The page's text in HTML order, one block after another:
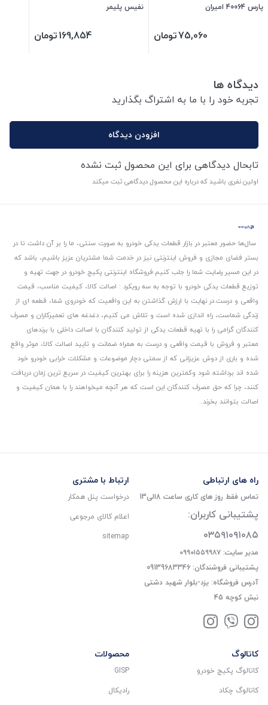
پارس 40064 امیران
75,060تومان
نفیس پلیمر
169,854تومان
دیدگاه ها
تجربه خود را با ما به اشتراگ بگذارید
افزودن دیدگاه
تابحال دیدگاهی برای این محصول ثبت نشده
اولین نفری باشید که درباره این محصول دیدگاهی ثبت میکند
سال‌ها حضور معتبر در بازار قطعات یدکی خودرو به صورت سنتی، ما را بر آن داشت تا در
بستر فضای مجازی و فروش اینترنتی نیز در خدمت شما مشتریان عزیز باشیم، باشد که
در این مسیر رضایت شما را جلب کنیم.فروشگاه اینترنتی پکیج خودرو در جهت تهیه و
توزیع قطعات یدکی خودرو با توجه به سه رویکرد : اصالت کالا، کیفیت مناسب، قیمت
واقعی و درست.در نهایت با ارزش گذاشتن به این واقعیت که خودروی شما، قطعه ای از
زندگی شماست، راه اندازی شده است و تلاش می کنیم، دغدغه های تعمیرکاران و مصرف
کنندگان گرامی را با تهیه قطعات یدکی از تولید کنندگان با اصالت داخلی با برندهای
معتبر و فروش با قیمت واقعی و درست به همراه ضمانت و تایید اصالت کالا، موثر واقع
شده و باری از دوش عزیزانی که از سمتی دچار موضوعات و مشکلات خرابی خودرو خود
شده اند برداشته شود و‌کمترین هزینه را برای بهترین کیفیت در سریع ترین زمان دریافت
کنند، چرا که حق مصرف کنندگان این است که هر آنچه میخواهند را با همان کیفیت و
اصالت بتوانند بخرند..
راه های ارتباطی
تماس فقط روز های کاری ساعت 8الی13
پشتیبانی کاربران:
۰۳۵۹۱۰۹۱۰۸۵
مدیر سایت: ۰۹۹۰۱۵۵۹۹۸۷
پشتیبانی فروشندگان: 09139683346
آدرس فروشگاه: یزد-بلوار شهید دشتی
نبش کوچه 45
ارتباط با مشتری
درخواست پنل همکار
اعلام کالای مرجوعی
sitemap
کاتالوگ
کاتالوگ پکیج خودرو
کاتالوگ چکاد
محصولات
GISP
رادیکال